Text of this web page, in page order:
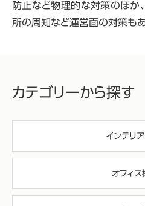
防止など物理的な対策のほか
所の周知など運営面の対策もあ
カテゴリーから探す
インテリア
オフィス